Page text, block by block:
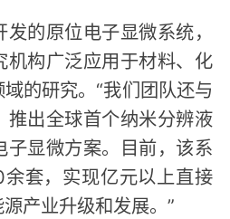
的原位电子显微系统，
构广泛应用于材料、化
的研究。“我们团队还与
出全球首个纳米分辨液
显微方案。目前，该系
套，实现亿元以上直接
产业升级和发展。”